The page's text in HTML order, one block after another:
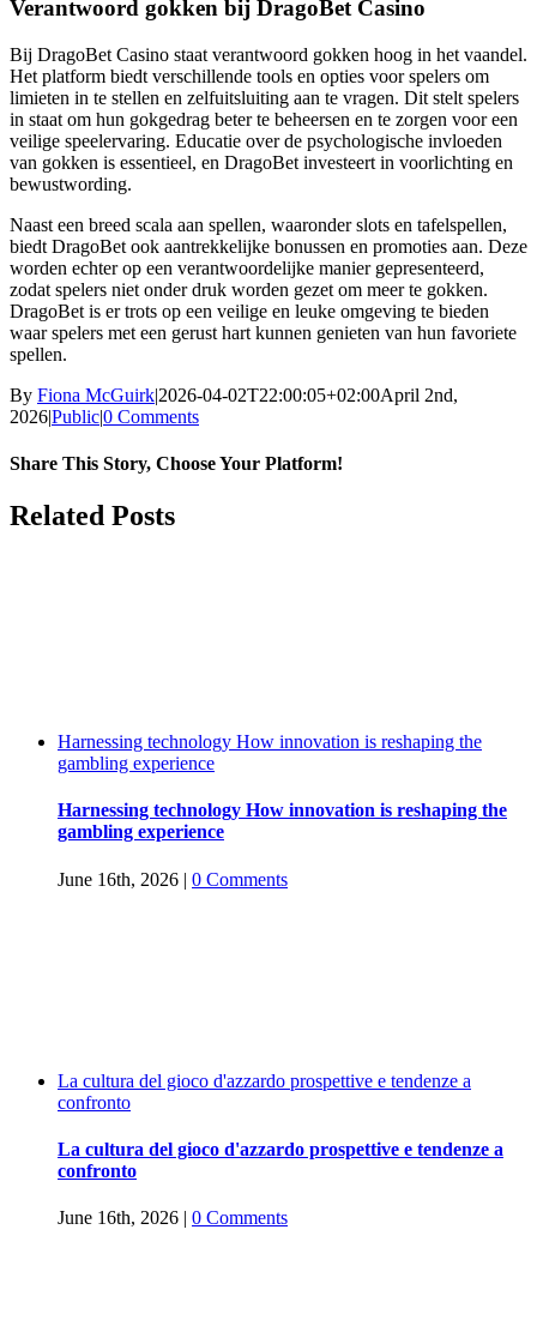
Verantwoord gokken bij DragoBet Casino
Bij DragoBet Casino staat verantwoord gokken hoog in het vaandel.
Het platform biedt verschillende tools en opties voor spelers om
limieten in te stellen en zelfuitsluiting aan te vragen. Dit stelt spelers
in staat om hun gokgedrag beter te beheersen en te zorgen voor een
veilige speelervaring. Educatie over de psychologische invloeden
van gokken is essentieel, en DragoBet investeert in voorlichting en
bewustwording.
Naast een breed scala aan spellen, waaronder slots en tafelspellen,
biedt DragoBet ook aantrekkelijke bonussen en promoties aan. Deze
worden echter op een verantwoordelijke manier gepresenteerd,
zodat spelers niet onder druk worden gezet om meer te gokken.
DragoBet is er trots op een veilige en leuke omgeving te bieden
waar spelers met een gerust hart kunnen genieten van hun favoriete
spellen.
By Fiona McGuirk|2026-04-02T22:00:05+02:00April 2nd,
2026|Public|0 Comments
Share This Story, Choose Your Platform!
Facebook
Twitter
Reddit
LinkedIn
WhatsApp
Tumblr
Pinterest
Vk
Email
Related Posts
Harnessing technology How innovation is reshaping the
gambling experience
Harnessing technology How innovation is reshaping the
gambling experience
June 16th, 2026 | 0 Comments
La cultura del gioco d'azzardo prospettive e tendenze a
confronto
La cultura del gioco d'azzardo prospettive e tendenze a
confronto
June 16th, 2026 | 0 Comments